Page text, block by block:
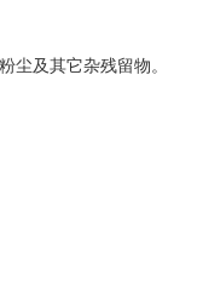
尘及其它杂残留物。